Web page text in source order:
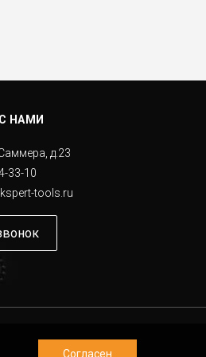
НАМИ
д.23
33-10
tools.ru
Согласен